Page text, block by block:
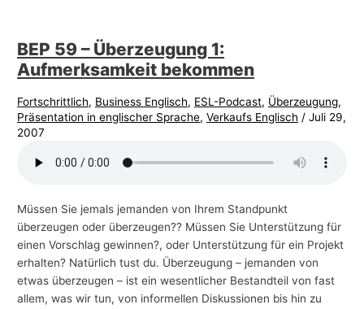
BEP 59 – Überzeugung 1:
Aufmerksamkeit bekommen
Fortschrittlich, Business Englisch, ESL-Podcast, Überzeugung,
Präsentation in englischer Sprache,Verkaufs Englisch /Juli 29,
2007
Müssen Sie jemals jemanden von Ihrem Standpunkt
überzeugen oder überzeugen?? Müssen Sie Unterstützung für
einen Vorschlag gewinnen?, oder Unterstützung für ein Projekt
erhalten? Natürlich tust du. Überzeugung – jemanden von
etwas überzeugen – ist ein wesentlicher Bestandteil von fast
allem, was wir tun, von informellen Diskussionen bis hin zu